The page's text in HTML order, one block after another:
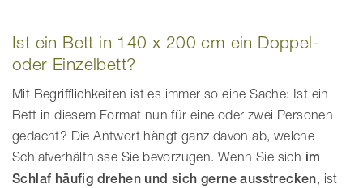
Ist ein Bett in 140 x 200 cm ein Doppel-
oder Einzelbett?
Mit Begrifflichkeiten ist es immer so eine Sache: Ist ein
Bett in diesem Format nun für eine oder zwei Personen
gedacht? Die Antwort hängt ganz davon ab, welche
Schlafverhältnisse Sie bevorzugen. Wenn Sie sich im
Schlaf häufig drehen und sich gerne ausstrecken, ist